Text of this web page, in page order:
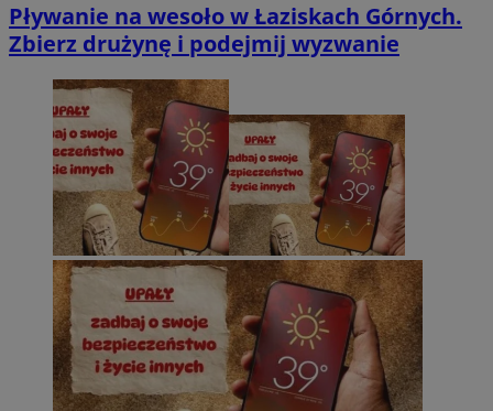
Pływanie na wesoło w Łaziskach Górnych.
Zbierz drużynę i podejmij wyzwanie